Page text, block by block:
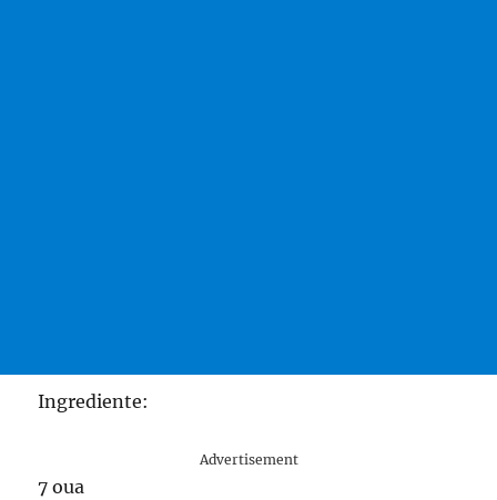
Ingrediente:
Advertisement
7 oua